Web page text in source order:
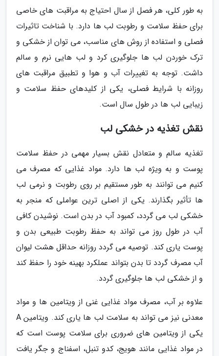
به طور کلی، هر فصل از سال احتیاج به مراقبت های خاصی
برای حفظ سلامت و رطوبت لب ها دارد. با شناخت تاثیرات
فصلی و استفاده از روش های مناسب، می توان از خشکی و
ترک خوردن لب ها جلوگیری کرد و لب هایی نرم و سالم
داشت. توجه به تغییرات آب و هوا و تطبیق مراقبت های
روزانه با شرایط فصلی، یکی از کلیدهای حفظ سلامت و
زیبایی لب ها در طول سال است.
نقش تغذیه در خشکی لب
تغذیه سالم و متعادل نقش بسیار مهمی در حفظ سلامت
پوست و به ویژه لب ها دارد. مواد غذایی که مصرف می
کنیم می توانند به طور مستقیم بر روی رطوبت و نرمی لب
ها تأثیر بگذارند. یکی از اصلی ترین عواملی که منجر به
خشکی لب می گردد، کمبود آب در بدن است. نوشیدن کافی
آب در طول روز می تواند به حفظ رطوبت طبیعی بدن و
پوست یاری کند. توصیه می گردد روزانه حداقل هشت لیوان
آب مصرف گردد تا بدن بتواند عملکرد بهینه خود را حفظ کند
و از خشکی لب ها جلوگیری گردد.
علاوه بر آب، مصرف مواد غذایی غنی از ویتامین ها و مواد
معدنی نیز می تواند به سلامت لب ها یاری کند. ویتامین A
یکی از ویتامین های ضروری برای سلامت پوست است که
در مواد غذایی مانند هویج، کدو تنبل، اسفناج و جگر یافت